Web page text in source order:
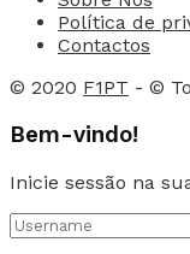
Política de
Contactos
© 2020 F1PT - ©
Bem-vindo!
Inicie sessão na